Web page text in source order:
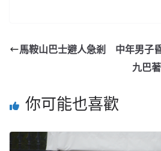
馬鞍山巴士避人急剎 中年男子
九巴
你可能也喜歡